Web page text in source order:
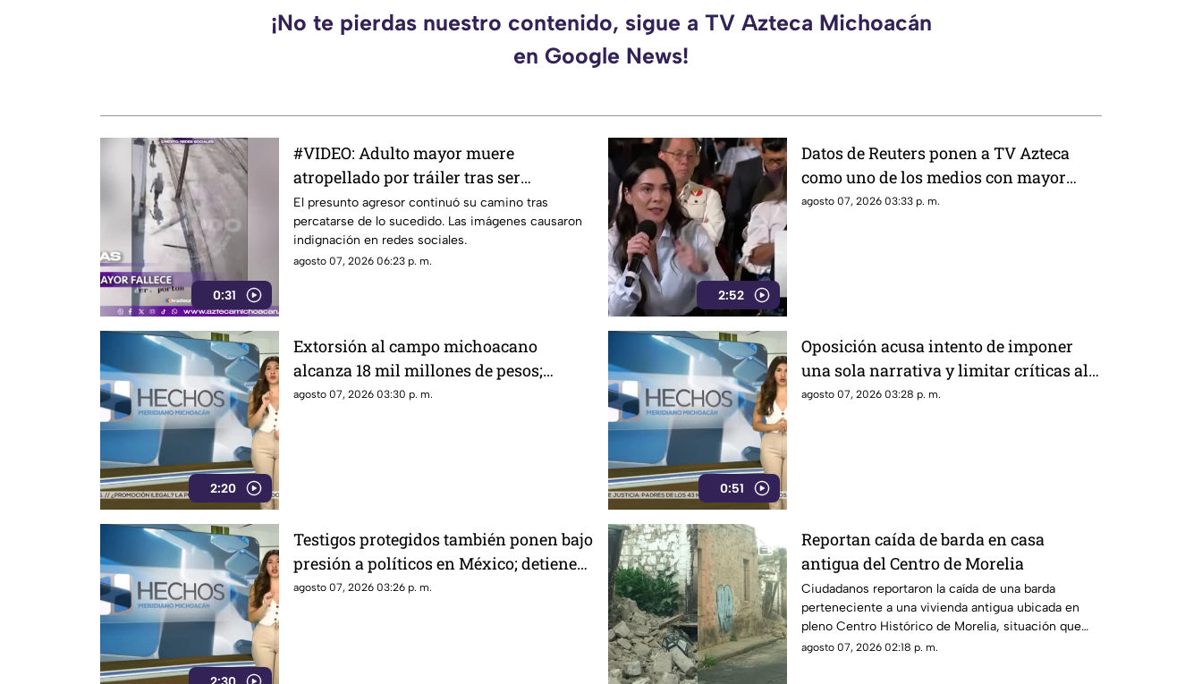
¡No te pierdas nuestro contenido, sigue a TV Azteca Michoacán
en Google News!
0:31
#VIDEO: Adulto mayor muere
atropellado por tráiler tras ser
empujado.
El presunto agresor continuó su camino tras
percatarse de lo sucedido. Las imágenes causaron
indignación en redes sociales.
agosto 07, 2026 06:23 p. m.
2:52
Datos de Reuters ponen a TV Azteca
como uno de los medios con mayor
alcance en México, tras polémica por
agosto 07, 2026 03:33 p. m.
2:20
Extorsión al campo michoacano
alcanza 18 mil millones de pesos;
aguacate enfrenta crisis por
agosto 07, 2026 03:30 p. m.
0:51
Oposición acusa intento de imponer
una sola narrativa y limitar críticas al
gobierno federal
agosto 07, 2026 03:28 p. m.
Testigos protegidos también ponen bajo
presión a políticos en México; detienen
a exgobernador señalado por caso
agosto 07, 2026 03:26 p. m.
Reportan caída de barda en casa
antigua del Centro de Morelia
Ciudadanos reportaron la caída de una barda
perteneciente a una vivienda antigua ubicada en
pleno Centro Histórico de Morelia, situación que
generó alerta entre peatones y vecinos de la zona.
agosto 07, 2026 02:18 p. m.